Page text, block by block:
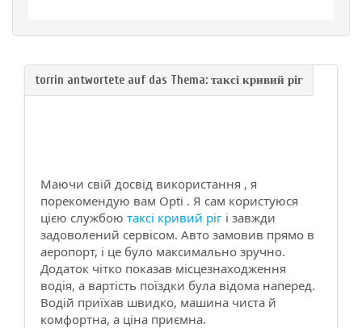
Маючи свій досвід використання , я
порекомендую вам Opti . Я сам користуюся
цією службою таксі кривий ріг і завжди
задоволений сервісом. Авто замовив прямо в
аеропорт, і це було максимально зручно.
Додаток чітко показав місцезнаходження
водія, а вартість поїздки була відома наперед.
Водій приїхав швидко, машина чиста й
комфортна, а ціна приємна.